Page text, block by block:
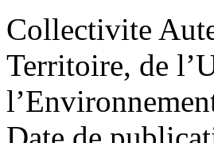
Collectivite
Territoire, de